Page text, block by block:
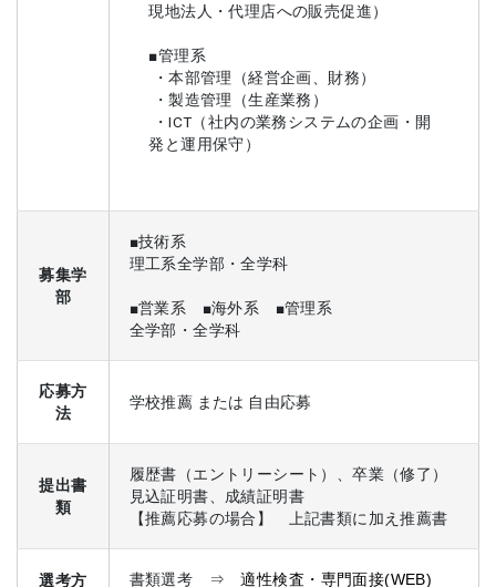
現地法人・代理店への販売促進）
■管理系
・本部管理（経営企画、財務）
・製造管理（生産業務）
・ICT（社内の業務システムの企画・開
発と運用保守）
募集学
部
■技術系
理工系全学部・全学科
■営業系 ■海外系 ■管理系
全学部・全学科
応募方
法
学校推薦 または 自由応募
提出書
類
履歴書（エントリーシート）、卒業（修了）
見込証明書、成績証明書
【推薦応募の場合】 上記書類に加え推薦書
選考方 書類選考 ⇒適性検査 ・専門面接(WEB)